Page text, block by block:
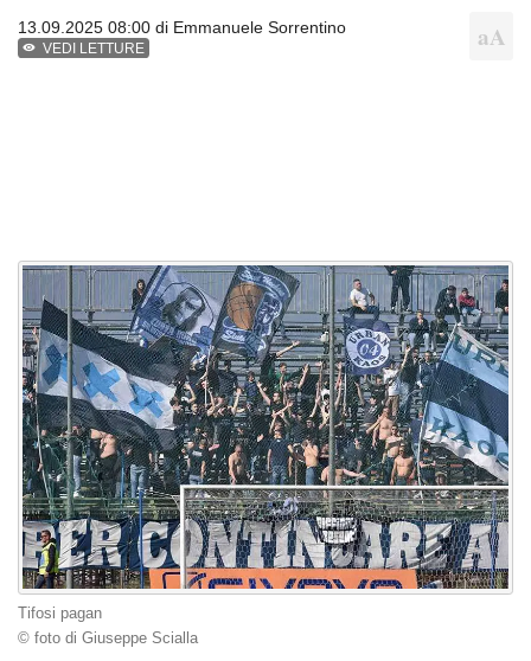
13.09.2025 08:00 di Emmanuele Sorrentino
VEDI LETTURE
Tifosi pagan
© foto di Giuseppe Scialla